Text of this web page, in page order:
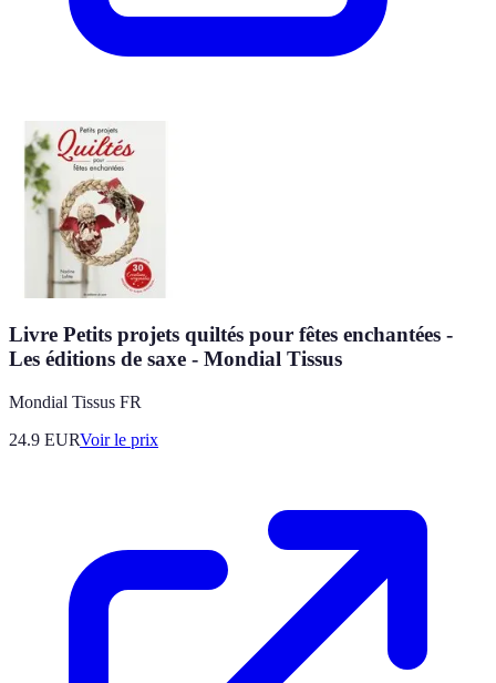
Livre Petits projets quiltés pour fêtes enchantées -
Les éditions de saxe - Mondial Tissus
Mondial Tissus FR
24.9 EURVoir le prix